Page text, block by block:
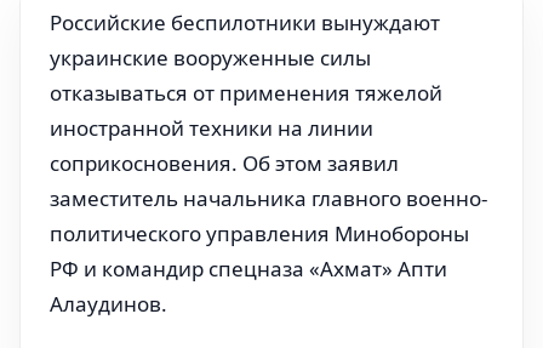
Российские беспилотники вынуждают
украинские вооруженные силы
отказываться от применения тяжелой
иностранной техники на линии
соприкосновения. Об этом заявил
заместитель начальника главного военно-
политического управления Минобороны
РФ и командир спецназа «Ахмат» Апти
Алаудинов.